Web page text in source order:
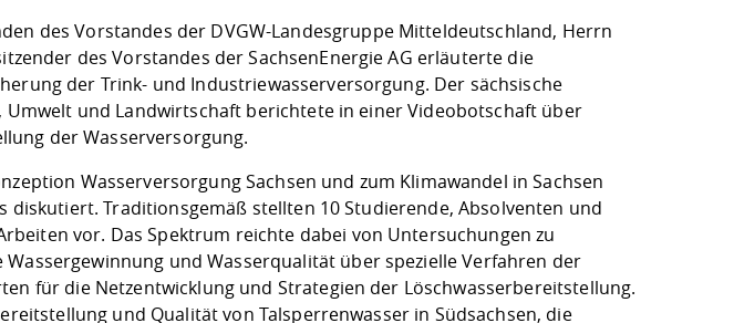
des Vorstandes der DVGW-Landesgruppe Mitteldeutschland, Herrn
des Vorstandes der SachsenEnergie AG erläuterte die
der Trink- und Industriewasserversorgung. Der sächsische
Umwelt und Landwirtschaft berichtete in einer Videobotschaft über
der Wasserversorgung.
Wasserversorgung Sachsen und zum Klimawandel in Sachsen
Traditionsgemäß stellten 10 Studierende, Absolventen und
vor. Das Spektrum reichte dabei von Untersuchungen zu
und Wasserqualität über spezielle Verfahren der
für die Netzentwicklung und Strategien der Löschwasserbereitstellung.
und Qualität von Talsperrenwasser in Südsachsen, die